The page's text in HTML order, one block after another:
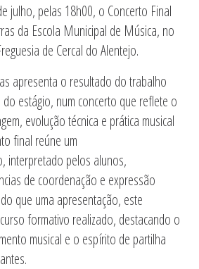
julho, pelas 18h00, o Concerto Final
da Escola Municipal de Música, no
de Cercal do Alentejo.
apresenta o resultado do trabalho
estágio, num concerto que reflete o
evolução técnica e prática musical
final reúne um
interpretado pelos alunos,
de coordenação e expressão
que uma apresentação, este
formativo realizado, destacando o
musical e o espírito de partilha